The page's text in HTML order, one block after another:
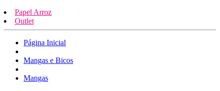
Papel Arroz
Outlet
Página Inicial
Mangas e Bicos
Mangas